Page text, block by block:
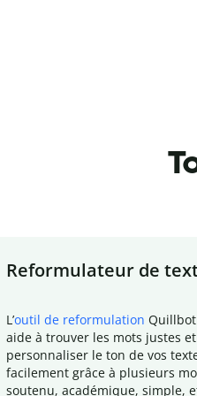
Reformulateur de
L ’outil de reformulation
aide à trouver les mots justes
personnaliser le ton de vos
facilement grâce à plusieurs
soutenu, académique, simple,